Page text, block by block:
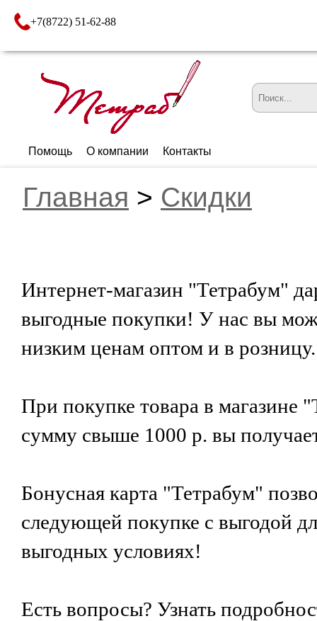
+7(8722) 51-62-88
Помощь О компании Контакты
Главная > Скидки
Интернет-магазин "Тетрабум"
выгодные покупки! У нас вы
низким ценам оптом и в
При покупке товара в магазине
сумму свыше 1000 р. вы
Бонусная карта "Тетрабум"
следующей покупке с выгодой
выгодных условиях!
Есть вопросы? Узнать